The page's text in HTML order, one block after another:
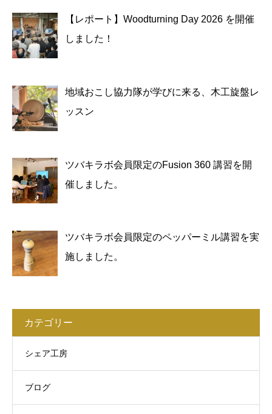
【レポート】Woodturning Day 2026 を開催
しました！
地域おこし協力隊が学びに来る、木工旋盤レ
ッスン
ツバキラボ会員限定のFusion 360 講習を開
催しました。
ツバキラボ会員限定のペッパーミル講習を実
施しました。
カテゴリー
シェア工房
ブログ